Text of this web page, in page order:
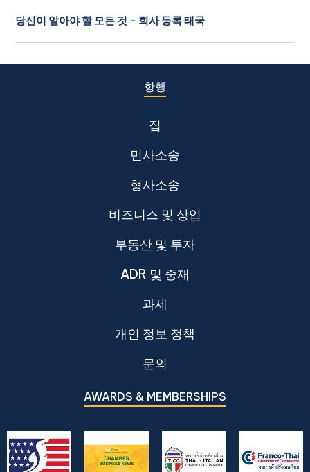
당신이 알아야 할 모든 것 - 회사 등록 태국
항행
집
민사소송
형사소송
비즈니스 및 상업
부동산 및 투자
ADR 및 중재
과세
개인 정보 정책
문의
AWARDS & MEMBERSHIPS